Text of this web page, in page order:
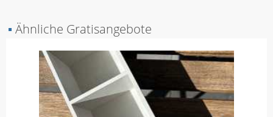
▪ Ähnliche Gratisangebote